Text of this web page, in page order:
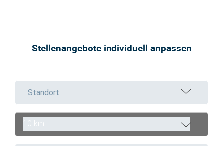
Stellenangebote individuell anpassen
Standort
10 km